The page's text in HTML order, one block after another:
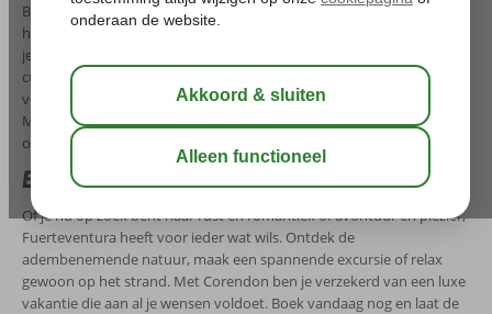
Bij Corendon begrijpen we dat je wilt ontspannen in stijl. Daarom
hebben we speciale luxe accommodaties voor je geselecteerd, waar
je kunt genieten van comfortabele kamers, uitstekende service en
culinaire hoogstandjes. Laat je verwennen in de spa, neem een
verfrissende duik in het zwembad en verken de prachtige omgeving.
Met Corendon wordt jouw vakantie op Fuerteventura een
onvergetelijke ervaring!
Boek je luxe vakantie naar Fuerteventura
Of je nu op zoek bent naar rust en romantiek of avontuur en plezier,
Fuerteventura heeft voor ieder wat wils. Ontdek de
adembenemende natuur, maak een spannende excursie of relax
gewoon op het strand. Met Corendon ben je verzekerd van een luxe
vakantie die aan al je wensen voldoet. Boek vandaag nog en laat de